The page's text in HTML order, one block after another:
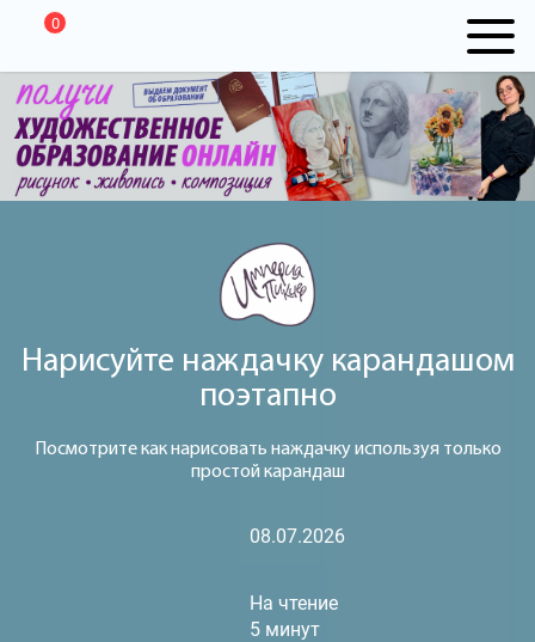
0
Нарисуйте наждачку карандашом
поэтапно
Посмотрите как нарисовать наждачку используя только
простой карандаш
08.07.2026
На чтение
5 минут